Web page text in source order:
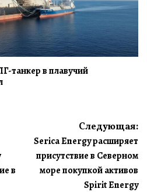
танкер в плавучий
в
Следующая:
Serica Energy расширяет
присутствие в Северном
море покупкой активов
Spirit Energy